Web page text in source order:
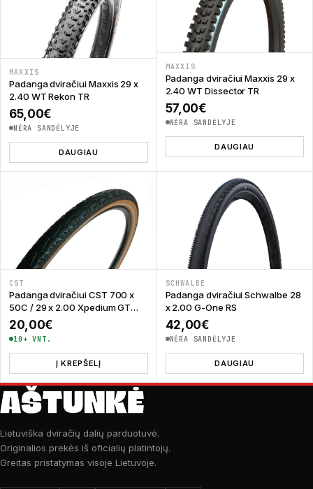
MAXXIS
Padanga dviračiui Maxxis 29 x
2.40 WT Rekon TR
65,00€
NĖRA SANDĖLYJE
DAUGIAU
MAXXIS
Padanga dviračiui Maxxis 29 x
2.40 WT Dissector TR
57,00€
NĖRA SANDĖLYJE
DAUGIAU
CST
Padanga dviračiui CST 700 x
50C / 29 x 2.00 Xpedium GT
C3031 Coffee Wall
20,00€
10+ VNT.
Į KREPŠELĮ
SCHWALBE
Padanga dviračiui Schwalbe 28
x 2.00 G-One RS
42,00€
NĖRA SANDĖLYJE
DAUGIAU
Lietuviška dviračių dalių parduotuvė.
Originalios prekės iš oficialių platintojų.
Greitas pristatymas visoje Lietuvoje.